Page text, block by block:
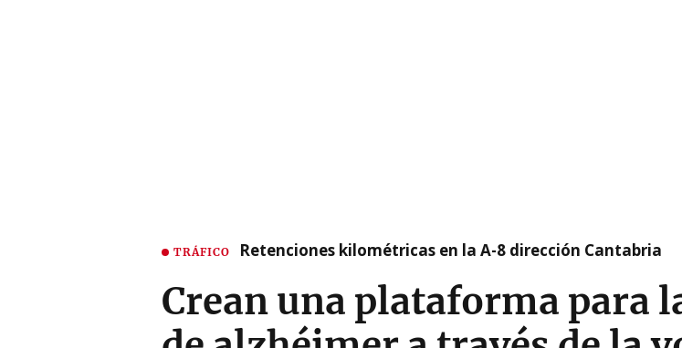
TRÁFICO Retenciones kilométricas en la A-8 dirección Cantabria
Crean una plataforma para